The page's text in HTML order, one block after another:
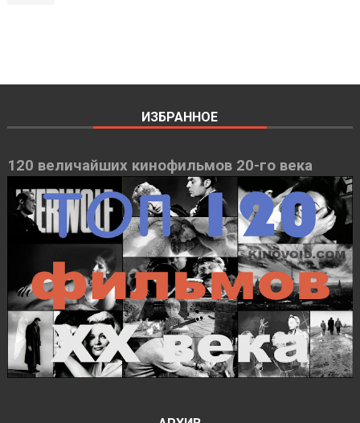
ИЗБРАННОЕ
120 величайших кинофильмов 20-го века